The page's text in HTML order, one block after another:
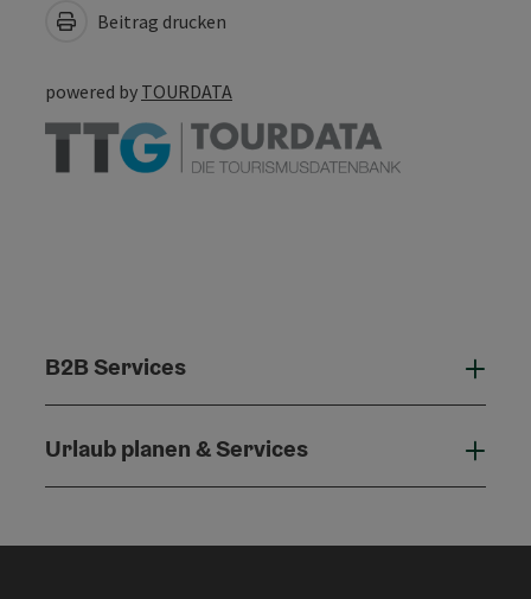
Beitrag drucken
powered by TOURDATA
B2B Services
Urlaub planen & Services